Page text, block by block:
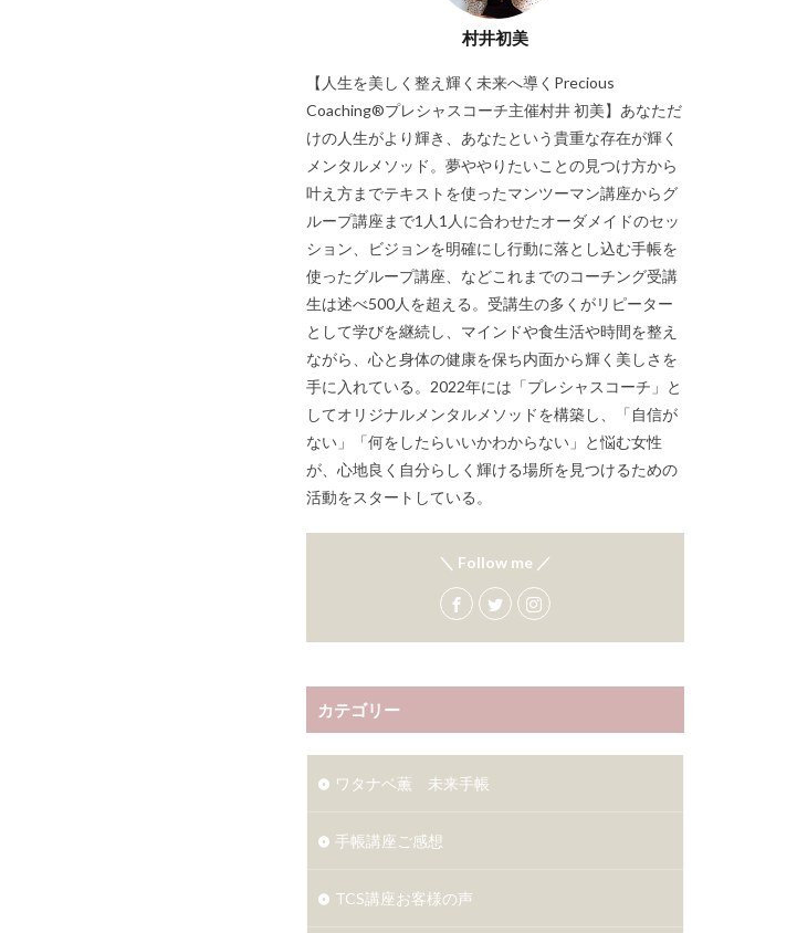
村井初美
【人生を美しく整え輝く未来へ導くPrecious
Coaching®プレシャスコーチ主催村井 初美】あなただ
けの人生がより輝き、あなたという貴重な存在が輝く
メンタルメソッド。夢ややりたいことの見つけ方から
叶え方までテキストを使ったマンツーマン講座からグ
ループ講座まで1人1人に合わせたオーダメイドのセッ
ション、ビジョンを明確にし行動に落とし込む手帳を
使ったグループ講座、などこれまでのコーチング受講
生は述べ500人を超える。受講生の多くがリピーター
として学びを継続し、マインドや食生活や時間を整え
ながら、心と身体の健康を保ち内面から輝く美しさを
手に入れている。2022年には「プレシャスコーチ」と
してオリジナルメンタルメソッドを構築し、「自信が
ない」「何をしたらいいかわからない」と悩む女性
が、心地良く自分らしく輝ける場所を見つけるための
活動をスタートしている。
＼ Follow me ／
カテゴリー
ワタナベ薫 未来手帳
手帳講座ご感想
TCS講座お客様の声